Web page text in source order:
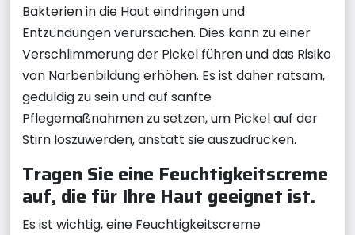
Bakterien in die Haut eindringen und
Entzündungen verursachen. Dies kann zu einer
Verschlimmerung der Pickel führen und das Risiko
von Narbenbildung erhöhen. Es ist daher ratsam,
geduldig zu sein und auf sanfte
Pflegemaßnahmen zu setzen, um Pickel auf der
Stirn loszuwerden, anstatt sie auszudrücken.
Tragen Sie eine Feuchtigkeitscreme
auf, die für Ihre Haut geeignet ist.
Es ist wichtig, eine Feuchtigkeitscreme